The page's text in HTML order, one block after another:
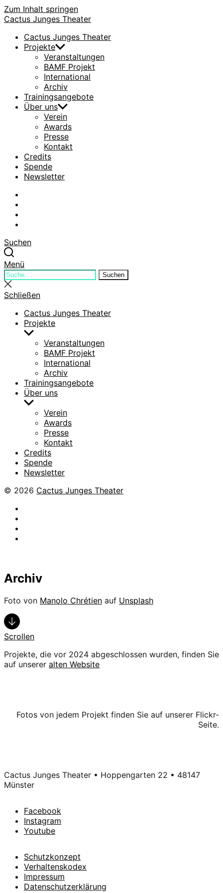
Zum Inhalt springen
Cactus Junges Theater
Cactus Junges Theater
Projekte
Veranstaltungen
BAMF Projekt
International
Archiv
Trainingsangebote
Über uns
Verein
Awards
Presse
Kontakt
Credits
Spende
Newsletter
Suchen
Menü
Suchen
nach:
Suchen
Suche
schließen
Schließen
Cactus Junges Theater
Projekte
Untermenü
anzeigenVeranstaltungen
BAMF Projekt
International
Archiv
Trainingsangebote
Über uns
Untermenü
anzeigen
Verein
Awards
Presse
Kontakt
Credits
Spende
Newsletter
© 2026 Cactus Junges Theater
Archiv
Foto von Manolo Chrétien auf Unsplash
Scrollen
Projekte, die vor 2024 abgeschlossen wurden, finden Sie
auf unserer alten Website
Fotos von jedem Projekt finden Sie auf unserer Flickr-
Seite.
Cactus Junges Theater • Hoppengarten 22 • 48147
Münster
Facebook
Instagram
Youtube
Schutzkonzept
Verhaltenskodex
Impressum
Datenschutzerklärung